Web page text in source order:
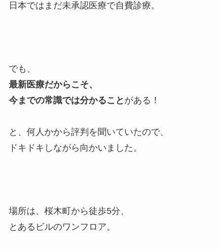
日本ではまだ未承認医療で自費診療。
でも、
最新医療だからこそ、
今までの常識では分かること がある！
と、何人かから評判を聞いていたので、
ドキドキしながら向かいました。
場所は、桜木町から徒歩5分、
とあるビルのワンフロア。